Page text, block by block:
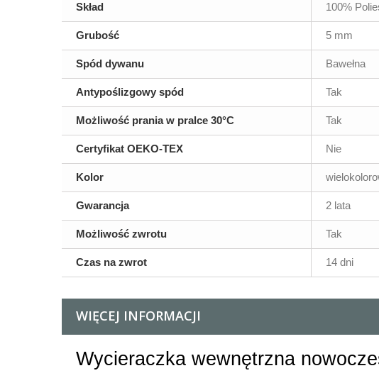
Skład 100%
Grubość 5 mm
Spód dywanu Bawełna
Antypoślizgowy spód Tak
Możliwość prania w pralce 30°C Tak
Certyfikat OEKO-TEX Nie
Kolor
Gwarancja 2 lata
Możliwość zwrotu Tak
Czas na zwrot 14 dni
WIĘCEJ INFORMACJI
Wycieraczka wewnętrzna